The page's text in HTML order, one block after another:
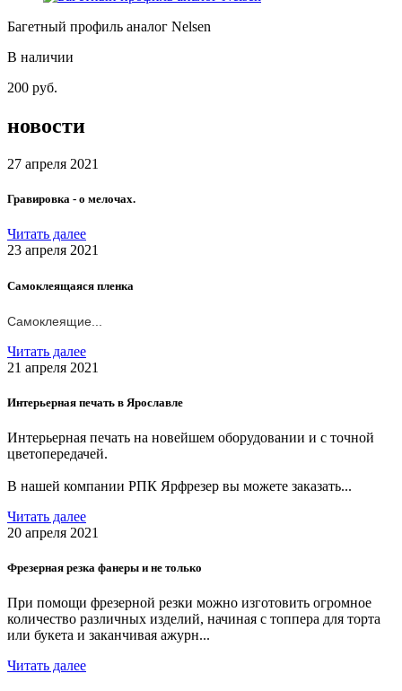
Багетный профиль аналог Nelsen
В наличии
200 руб.
новости
27 апреля 2021
Гравировка - о мелочах.
Читать далее
23 апреля 2021
Самоклеящаяся пленка
Самоклеящие...
Читать далее
21 апреля 2021
Интерьерная печать в Ярославле
Интерьерная печать на новейшем оборудовании и с точной
цветопередачей.
В нашей компании РПК Ярфрезер вы можете заказать...
Читать далее
20 апреля 2021
Фрезерная резка фанеры и не только
При помощи фрезерной резки можно изготовить огромное
количество различных изделий, начиная с топпера для торта
или букета и заканчивая ажурн...
Читать далее